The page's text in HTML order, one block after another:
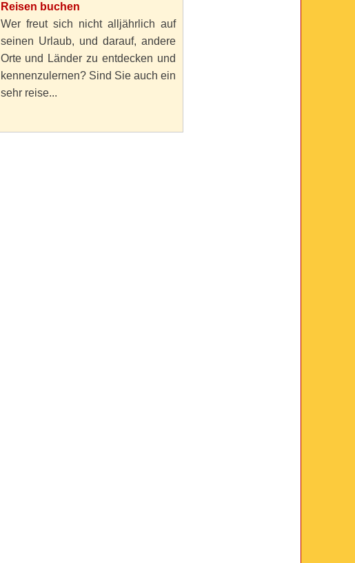
Reisen buchen
Wer freut sich nicht alljährlich auf
seinen Urlaub, und darauf, andere
Orte und Länder zu entdecken und
kennenzulernen? Sind Sie auch ein
sehr reise...